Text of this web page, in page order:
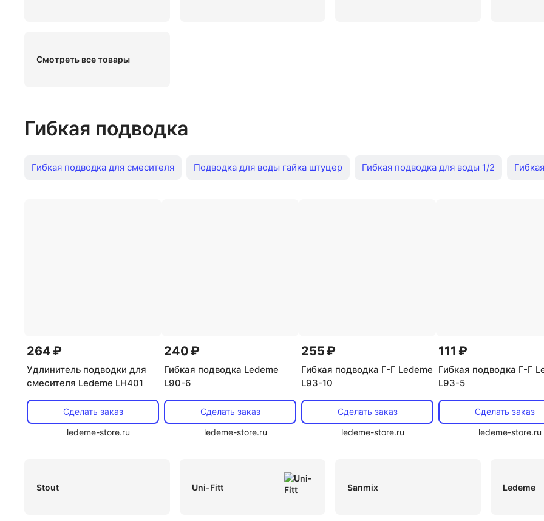
Смотреть все товары
Гибкая подводка
Гибкая подводка для смесителя Подводка для воды гайка штуцер Гибкая подводка для воды 1/2
264 ₽
Удлинитель подводки для
смесителя Ledeme LH401
Сделать заказ
ledeme-store.ru
240 ₽
Гибкая подводка Ledeme
L90-6
Сделать заказ
ledeme-store.ru
255 ₽
Гибкая подводка Г-Г Ledeme
L93-10
Сделать заказ
ledeme-store.ru
111 ₽
Гибкая подводка Г-Г
L93-5
Сделать заказ
ledeme-store.ru
Stout Uni-Fitt Sanmix Ledeme